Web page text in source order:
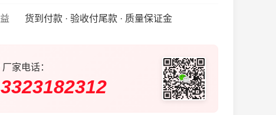
货到付款 · 验收付尾款 · 质量保证金
厂家电话：